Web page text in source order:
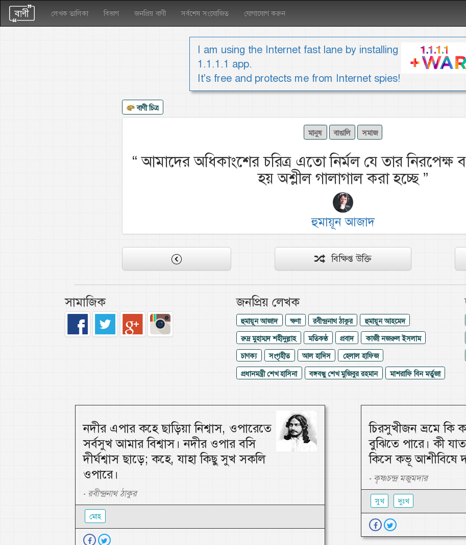
লেখক তালিকা বিভাগ জনপ্রিয় বাণী সর্বশেষ সংযোজিত যোগাযোগ করুন
I am using the Internet fast lane by installing
1.1.1.1 app.
It's free and protects me from Internet spies!
বাণী চিত্র
মানুষ বাঙালি সমাজ
“আমাদের অধিকাংশের চরিত্র এতো নির্মল যে তার নিরপেক্ষ
হয় অশ্লীল গালাগাল করা হচ্ছে”
হুমায়ূন আজাদ
বিক্ষিপ্ত উক্তি
সামাজিক জনপ্রিয় লেখক
হুমায়ূন আজাদ ক্ষণা রবীন্দ্রনাথ ঠাকুর
হুমায়ূন আহমেদ
রুদ্র মুহাম্মদ শহীদুল্লাহ
মতিকণ্ঠ প্রবাদ
কাজী নজরুল ইসলাম
চাণক্য
সংগৃহীত আল হাদিস
হেলাল হাফিজ
প্রধানমন্ত্রী শেখ হাসিনা
বঙ্গবন্ধু শেখ মুজিবুর রহমান মাশরাফি বিন মর্তুজা
নদীর এপার কহে ছাড়িয়া নিশ্বাস, ওপারেতে
সর্বসুখ আমার বিশ্বাস। নদীর ওপার বসি
দীর্ঘশ্বাস ছাড়ে; কহে, যাহা কিছু সুখ সকলি
ওপারে।
- রবীন্দ্রনাথ ঠাকুর
মোহ
চিরসুখীজন ভ্রমে কি
বুঝিতে পারে। কী
কিসে কভূ আশীবিষে
- কৃষ্ণচন্দ্র মজুমদার
সুখ দুঃখ